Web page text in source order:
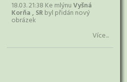
18.03. 21:38 Ke mlýnuVyšná
Korňa , SRbyl přidán nový
obrázek
Více...